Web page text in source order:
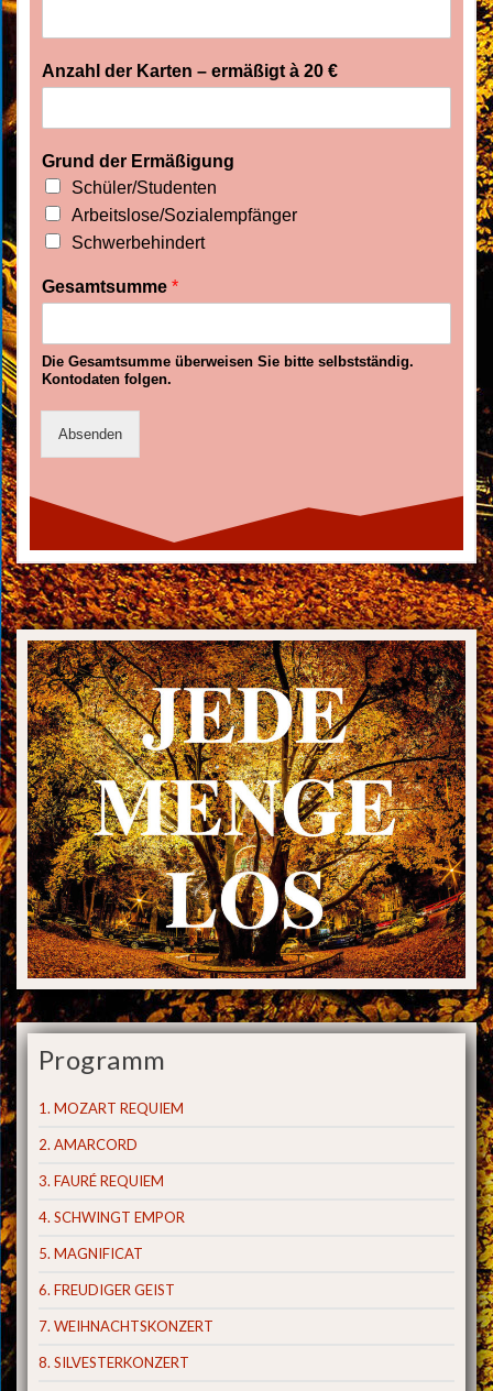
Anzahl der Karten – ermäßigt à 20 €
Grund der Ermäßigung
Schüler/Studenten
Arbeitslose/Sozialempfänger
Schwerbehindert
Gesamtsumme *
Die Gesamtsumme überweisen Sie bitte selbstständig.
Kontodaten folgen.
Absenden
Programm
1. MOZART REQUIEM
2. AMARCORD
3. FAURÉ REQUIEM
4. SCHWINGT EMPOR
5. MAGNIFICAT
6. FREUDIGER GEIST
7. WEIHNACHTSKONZERT
8. SILVESTERKONZERT